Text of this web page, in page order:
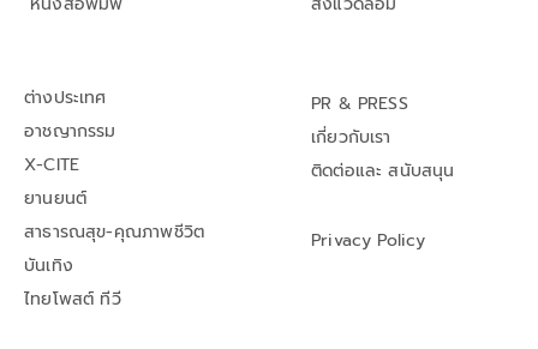
ต่างประเทศ
อาชญากรรม
X-CITE
ยานยนต์
สาธารณสุข-คุณภาพชีวิต
บันเทิง
ไทยโพสต์ ทีวี
PR & PRESS
เกี่ยวกับเรา
ติดต่อและ สนับสนุน
Privacy Policy